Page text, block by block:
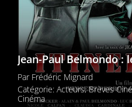
Les films
interdits
Les Dossiers
Les disparus
Jean-Paul Belmondo :
Par Frédéric Mignard
Catégorie: Acteurs,Brèves
Cinéma